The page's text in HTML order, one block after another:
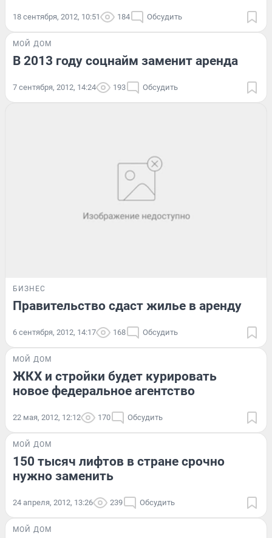
18 сентября, 2012, 10:51 184 Обсудить
МОЙ ДОМ
В 2013 году соцнайм заменит аренда
7 сентября, 2012, 14:24 193 Обсудить
БИЗНЕС
Правительство сдаст жилье в аренду
6 сентября, 2012, 14:17 168 Обсудить
МОЙ ДОМ
ЖКХ и стройки будет курировать
новое федеральное агентство
22 мая, 2012, 12:12 170 Обсудить
МОЙ ДОМ
150 тысяч лифтов в стране срочно
нужно заменить
24 апреля, 2012, 13:26 239 Обсудить
МОЙ ДОМ